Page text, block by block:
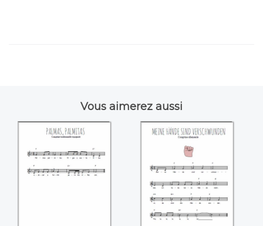
Vous aimerez aussi
Palmas, palmitas
Meine Hände sind
verschwunden